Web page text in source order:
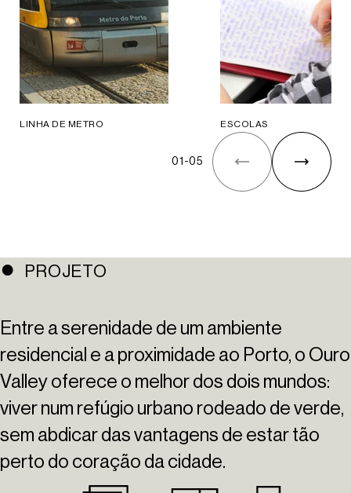
LINHA DE METRO ESCOLAS
01 -05
PROJETO
Entre a serenidade de um ambiente
residencial e a proximidade ao Porto, o Ouro
Valley oferece o melhor dos dois mundos:
viver num refúgio urbano rodeado de verde,
sem abdicar das vantagens de estar tão
perto do coração da cidade.